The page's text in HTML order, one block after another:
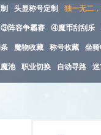
头显称号定制 独一无二
③阵容争霸赛 ④魔币刮刮乐
魔物收藏 称号收藏 坐
池 职业切换 自动寻路 迷